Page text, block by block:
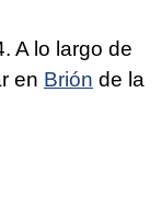
A lo largo de
en Brión de la